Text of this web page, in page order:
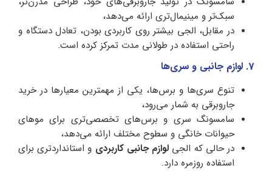
سبک‌تر و مینیمال‌تری ارائه می‌دهد،
در مقابل، الجی بیشتر روی کاربردی بودن، تعادل دستگاه و
راحتی استفاده در طولانی مدت تمرکز کرده است.
7. لوازم جانبی و سری‌ها
تنوع سری‌ها و برس‌ها، یکی از مهمترین معیارها در خرید
جاروبرقی به شمار می‌رود،
سامسونگ سری و برس‌های تخصصی‌تری برای موهای
حیوانات خانگی و سطوح مختلف ارائه می‌دهد،
در حالی که الجی لوازم جانبی کاربردی و استانداردتری برای
استفاده روزمره دارد.